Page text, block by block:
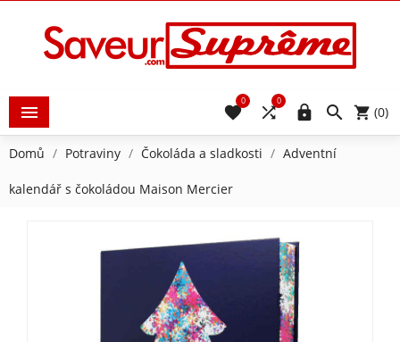
  (0)


0

0
Domů Potraviny Čokoláda a sladkosti Adventní
kalendář s čokoládou Maison Mercier